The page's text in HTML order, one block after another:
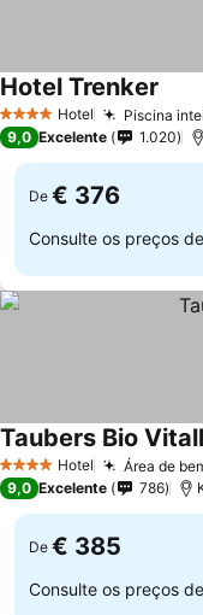
4 EstrelasHotel Piscina
Hotel Trenker
9,0 Excelente 1.020
De € 376
Consulte os preços de
4 EstrelasHotel Área de
Taubers Bio
9,0 Excelente 786
De € 385
Consulte os preços de